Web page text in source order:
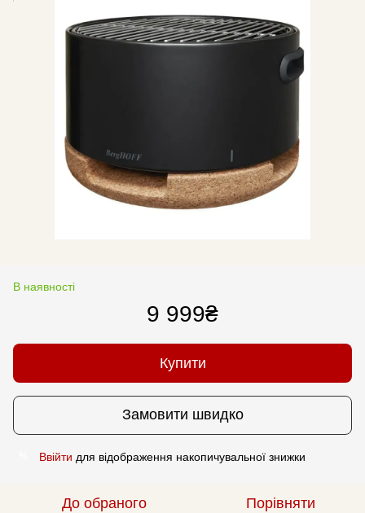
В наявності
9 999₴
Купити
Замовити швидко
Ввійти для відображення накопичувальної знижки
До обраного Порівняти